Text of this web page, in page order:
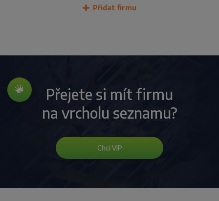
Přidat firmu
Přejete si mít firmu
na vrcholu seznamu?
Chci VIP